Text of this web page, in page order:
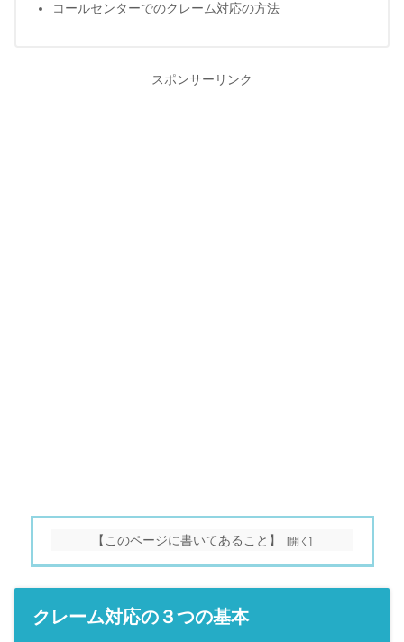
コールセンターでのクレーム対応の方法
スポンサーリンク
【このページに書いてあること】
クレーム対応の３つの基本